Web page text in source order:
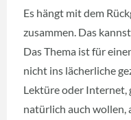
Es hängt mit dem
zusammen. Das
Das Thema ist für
nicht ins lächerliche
Lektüre oder Internet,
natürlich auch wollen,